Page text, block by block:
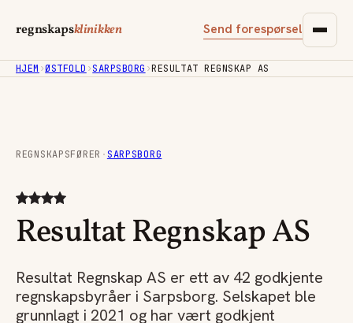
regnskapsklinikken Send forespørsel
HJEM ›ØSTFOLD ›SARPSBORG ›RESULTAT REGNSKAP AS
REGNSKAPSFØRER · SARPSBORG
Resultat Regnskap AS
Resultat Regnskap AS er ett av 42 godkjente
regnskapsbyråer i Sarpsborg. Selskapet ble
grunnlagt i 2021 og har vært godkjent